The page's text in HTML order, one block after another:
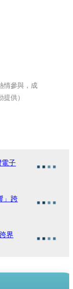
情參與，成
供）
子
」跨
界